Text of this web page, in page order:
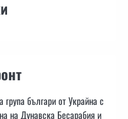
българи от Украйна с
на Дунавска Бесарабия и